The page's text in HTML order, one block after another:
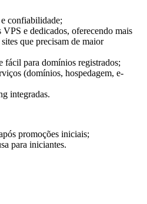
confiabilidade;
e dedicados, oferecendo mais
que precisam de maior
fácil para domínios registrados;
(domínios, hospedagem, e-
integradas.
promoções iniciais;
para iniciantes.